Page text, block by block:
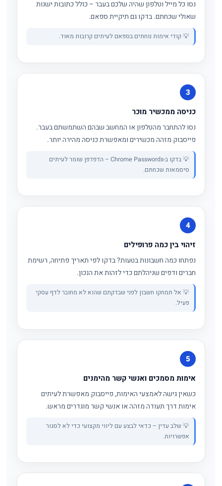
נסו כל מייל וטלפון שהיה שלכם בעבר – כולל כתובות ישנות
שאולי שכחתם. בדקו גם תיקיית ספאם.
💡 קודי אימות נוחתים בספאם לעיתים קרובות מאוד.
3
כניסה ממכשיר מוכר
נסו להתחבר מהטלפון או המחשב שבהם השתמשתם בעבר.
פייסבוק מזהה מכשירים ומאפשרת כניסה מהירה יותר.
💡 בדקו ב-Chrome Passwords – הדפדפן שומר לעיתים
סיסמאות שכחתם.
4
זיהוי בין כמה פרופילים
נפתחו כמה חשבונות בטעות? בדקו לפי תאריך פתיחה, רשימת
חברים ודפים שניהלתם כדי לזהות את הנכון.
💡 אל תמחקו חשבון לפני שבדקתם שהוא לא מחובר לדף עסקי
פעיל.
5
אימות מסמכים ואנשי קשר מהימנים
כשאין גישה לאמצעי האימות, פייסבוק מאפשרת לעיתים
אימות דרך תעודה מזהה או אנשי קשר מוגדרים מראש.
💡 שלב עדין – כדאי לבצע עם ליווי מקצועי כדי לא לסגור
אפשרויות.